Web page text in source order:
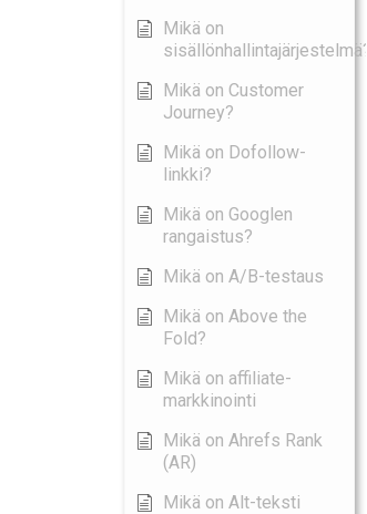
Mikä on
sisällönhallintajärjestelmä?
Mikä on Customer
Journey?
Mikä on Dofollow-
linkki?
Mikä on Googlen
rangaistus?
Mikä on A/B-testaus
Mikä on Above the
Fold?
Mikä on affiliate-
markkinointi
Mikä on Ahrefs Rank
(AR)
Mikä on Alt-teksti